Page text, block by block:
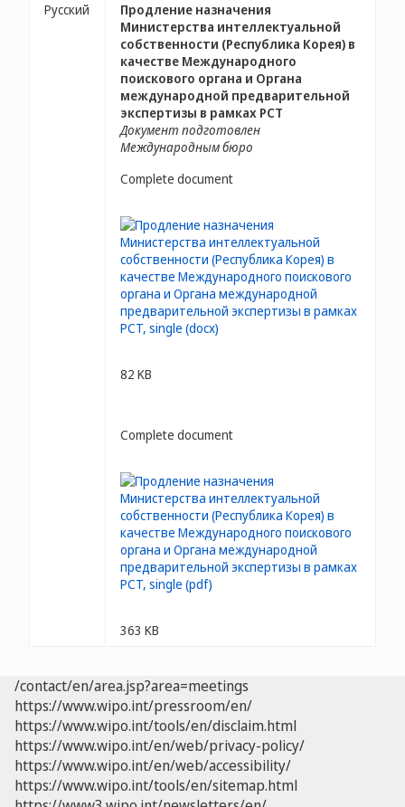
Русский
Продление назначения
Министерства интеллектуальной
собственности (Республика Корея) в
качестве Международного
поискового органа и Органа
международной предварительной
экспертизы в рамках PCT
Документ подготовлен
Международным бюро
Complete document
82 KB
Complete document
363 KB
/contact/en/area.jsp?area=meetings
https://www.wipo.int/pressroom/en/
https://www.wipo.int/tools/en/disclaim.html
https://www.wipo.int/en/web/privacy-policy/
https://www.wipo.int/en/web/accessibility/
https://www.wipo.int/tools/en/sitemap.html